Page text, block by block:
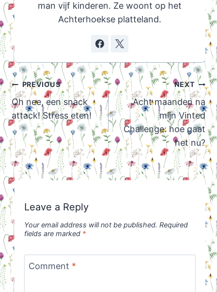
man vijf kinderen. Ze woont op het
Achterhoekse platteland.
Post
navigation
PREVIOUS
Oh nee, een snack
attack! Stress eten!
NEXT
Acht maanden na
mijn Vinted
Challenge: hoe gaat
het nu?
Leave a Reply
Your email address will not be published. Required
fields are marked *
Comment *